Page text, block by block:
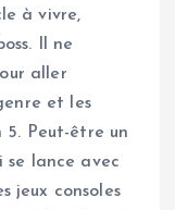
à vivre,
Il ne
aller
et les
5. Peut-être un
se lance avec
jeux consoles